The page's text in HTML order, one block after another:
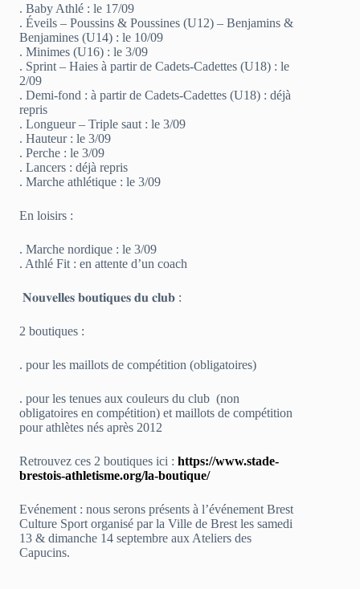
. Baby Athlé : le 17/09
. Éveils – Poussins & Poussines (U12) – Benjamins &
Benjamines (U14) : le 10/09
. Minimes (U16) : le 3/09
. Sprint – Haies à partir de Cadets-Cadettes (U18) : le
2/09
. Demi-fond : à partir de Cadets-Cadettes (U18) : déjà
repris
. Longueur – Triple saut : le 3/09
. Hauteur : le 3/09
. Perche : le 3/09
. Lancers : déjà repris
. Marche athlétique : le 3/09
En loisirs :
. Marche nordique : le 3/09
. Athlé Fit : en attente d’un coach
𝐍𝐨𝐮𝐯𝐞𝐥𝐥𝐞𝐬 𝐛𝐨𝐮𝐭𝐢𝐪𝐮𝐞𝐬 𝐝𝐮 𝐜𝐥𝐮𝐛 :
2 boutiques :
. pour les maillots de compétition (obligatoires)
. pour les tenues aux couleurs du club (non
obligatoires en compétition) et maillots de compétition
pour athlètes nés après 2012
Retrouvez ces 2 boutiques ici : https://www.stade-
brestois-athletisme.org/la-boutique/
Evénement : nous serons présents à l’événement Brest
Culture Sport organisé par la Ville de Brest les samedi
13 & dimanche 14 septembre aux Ateliers des
Capucins.